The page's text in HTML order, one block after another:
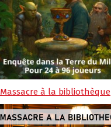
Massacre à la bibliothèque